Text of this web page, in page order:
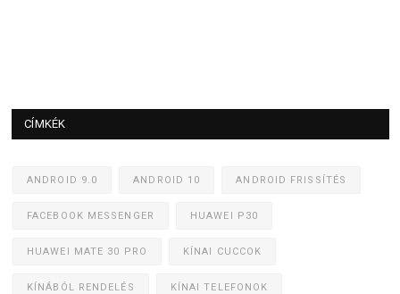
CÍMKÉK
ANDROID 9.0 ANDROID 10 ANDROID FRISSÍTÉS
FACEBOOK MESSENGER HUAWEI P30
HUAWEI MATE 30 PRO KÍNAI CUCCOK
KÍNÁBÓL RENDELÉS KÍNAI TELEFONOK